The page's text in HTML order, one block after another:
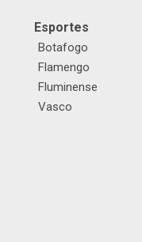
Esportes
Botafogo
Flamengo
Fluminense
Vasco